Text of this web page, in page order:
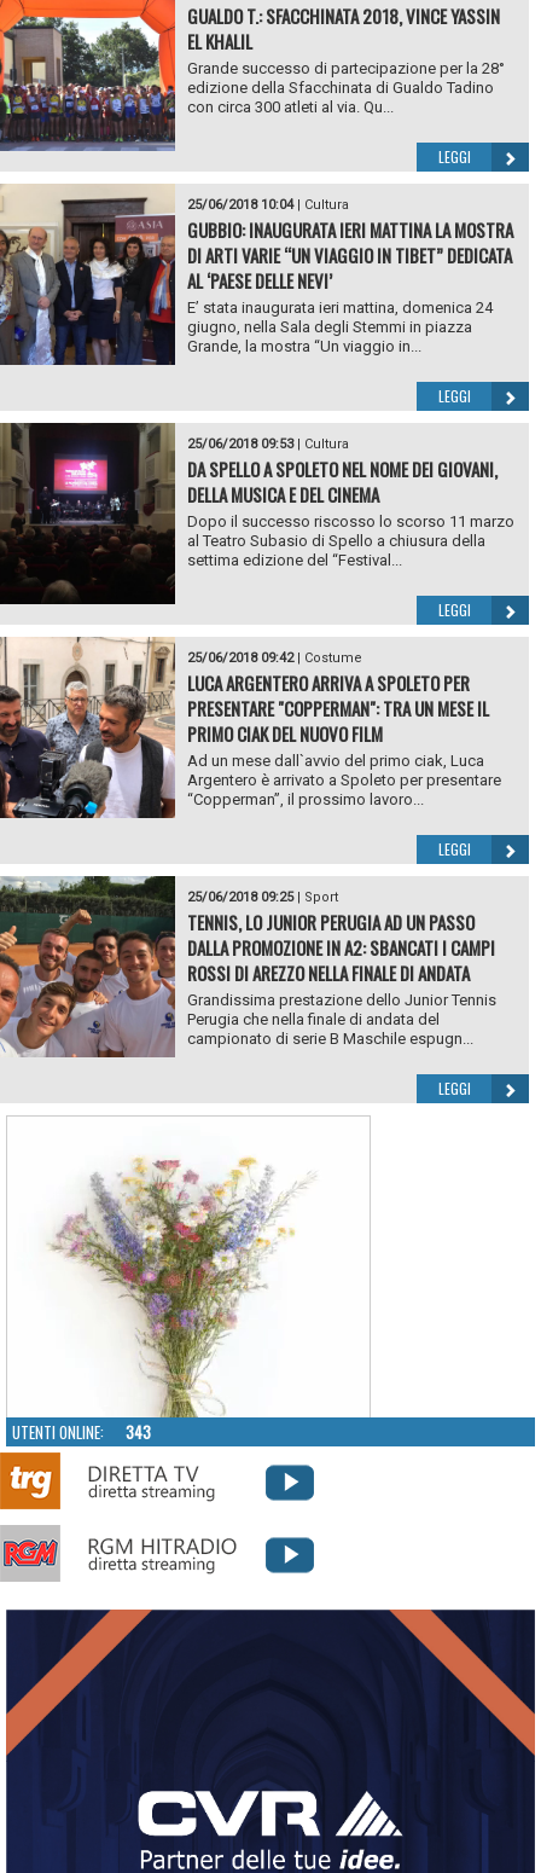
GUALDO T.: SFACCHINATA 2018, VINCE YASSIN
EL KHALIL
Grande successo di partecipazione per la 28°
edizione della Sfacchinata di Gualdo Tadino
con circa 300 atleti al via. Qu...
LEGGI
25/06/2018 10:04| Cultura
GUBBIO: INAUGURATA IERI MATTINA LA MOSTRA
DI ARTI VARIE “UN VIAGGIO IN TIBET” DEDICATA
AL ‘PAESE DELLE NEVI’
E’ stata inaugurata ieri mattina, domenica 24
giugno, nella Sala degli Stemmi in piazza
Grande, la mostra “Un viaggio in...
LEGGI
25/06/2018 09:53| Cultura
DA SPELLO A SPOLETO NEL NOME DEI GIOVANI,
DELLA MUSICA E DEL CINEMA
Dopo il successo riscosso lo scorso 11 marzo
al Teatro Subasio di Spello a chiusura della
settima edizione del “Festival...
LEGGI
25/06/2018 09:42| Costume
LUCA ARGENTERO ARRIVA A SPOLETO PER
PRESENTARE "COPPERMAN": TRA UN MESE IL
PRIMO CIAK DEL NUOVO FILM
Ad un mese dall`avvio del primo ciak, Luca
Argentero è arrivato a Spoleto per presentare
“Copperman”, il prossimo lavoro...
LEGGI
25/06/2018 09:25| Sport
TENNIS, LO JUNIOR PERUGIA AD UN PASSO
DALLA PROMOZIONE IN A2: SBANCATI I CAMPI
ROSSI DI AREZZO NELLA FINALE DI ANDATA
Grandissima prestazione dello Junior Tennis
Perugia che nella finale di andata del
campionato di serie B Maschile espugn...
LEGGI
UTENTI ONLINE: 343